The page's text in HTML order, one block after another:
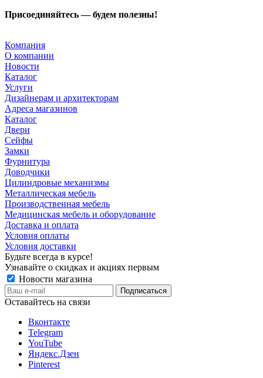
Присоединяйтесь — будем полезны!
Компания
О компании
Новости
Каталог
Услуги
Дизайнерам и архитекторам
Адреса магазинов
Каталог
Двери
Сейфы
Замки
Фурнитура
Доводчики
Цилиндровые механизмы
Металлическая мебель
Производственная мебель
Медицинская мебель и оборудование
Доставка и оплата
Условия оплаты
Условия доставки
Будьте всегда в курсе!
Узнавайте о скидках и акциях первым
Новости магазина
Оставайтесь на связи
Вконтакте
Telegram
YouTube
Яндекс.Дзен
Pinterest